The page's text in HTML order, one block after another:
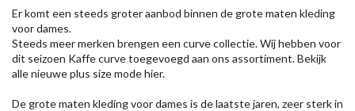
Er komt een steeds groter aanbod binnen de grote maten kleding
voor dames.
Steeds meer merken brengen een curve collectie. Wij hebben voor
dit seizoen Kaffecurve toegevoegd aan ons assortiment. Bekijk
alle nieuweplus size modehier.
De grote maten kleding voor dames is de laatste jaren, zeer sterk in